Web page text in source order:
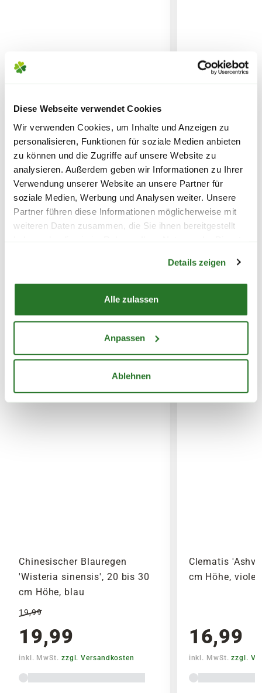
Diese Webseite verwendet Cookies
Wir verwenden Cookies, um Inhalte und Anzeigen zu
personalisieren, Funktionen für soziale Medien anbieten
zu können und die Zugriffe auf unsere Website zu
analysieren. Außerdem geben wir Informationen zu Ihrer
Verwendung unserer Website an unsere Partner für
soziale Medien, Werbung und Analysen weiter. Unsere
Partner führen diese Informationen möglicherweise mit
weiteren Daten zusammen, die Sie ihnen bereitgestellt
Details zeigen
Alle zulassen
Anpassen
Ablehnen
Zubehör)
SPERRGUTVERSAND
14,95€
SPEDITIONSVERSAND
29,95€
Rhododendron 'Graziella', 30
bis 40 cm Höhe, rosa
29,99
inkl. MwSt.zzgl. Versandkosten
Roses®', 30
rosa
29,99
inkl. MwSt.zzgl.
WEITERE PRODUKTE
Chinesischer Blauregen
'Wisteria sinensis', 20 bis 30
cm Höhe, blau
19,99
19,99
inkl. MwSt. zzgl. Versandkosten
Clematis
cm Höhe,
16,99
inkl. MwSt.zzgl.